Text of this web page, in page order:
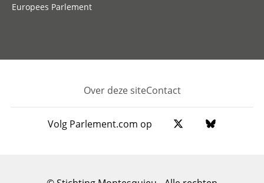
Europees Parlement
Footer
Over deze siteContact
Volg Parlement.com op